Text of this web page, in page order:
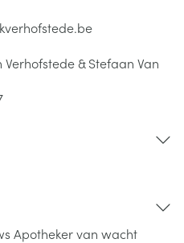
Verhofstede & Stefaan Van
Apotheker van wacht